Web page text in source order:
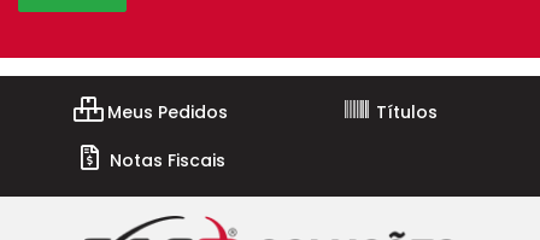
Meus Pedidos
Títulos
Notas Fiscais